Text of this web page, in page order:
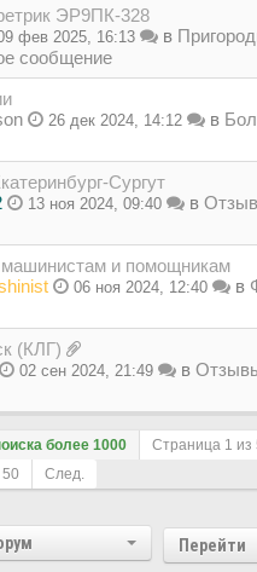
ЭР9ПК-328
фев 2025, 16:13 в
сообщение
26 дек 2024, 14:12 в
Сургут
13 ноя 2024, 09:40 в
и помощникам
06 ноя 2024, 12:40 в
(КЛГ)
02 сен 2024, 21:49 в
более 1000 Страница 1 из
50 След.
Перейти